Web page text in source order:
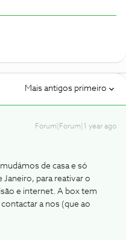
Mais antigos primeiro
Forum|Forum|1 year ago
de casa e só
para reativar o
e internet. A box tem
a nos (que ao